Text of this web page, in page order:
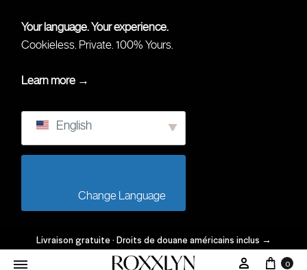
Your language. Your experience.
Cookieless. Private. 100% Yours.
Learn more →
English
Livraison gratuite · Droits de douane américains inclus →
0